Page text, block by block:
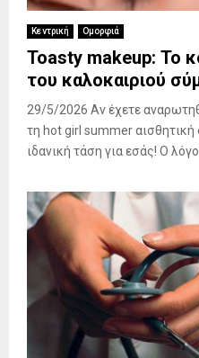
Κεντρική Ομορφιά
Toasty makeup: Το
του καλοκαιριού
29/5/2026 Αν έχετε
τη hot girl summer αισθητική
ιδανική τάση για εσάς! Ο